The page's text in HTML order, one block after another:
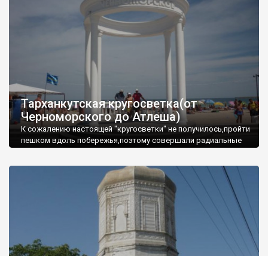
Тарханкутская кругосветка(от
Черноморского до Атлеша)
К сожалению настоящей "кругосветки" не получилось,пройти
пешком вдоль побережья,поэтому совершали радиальные